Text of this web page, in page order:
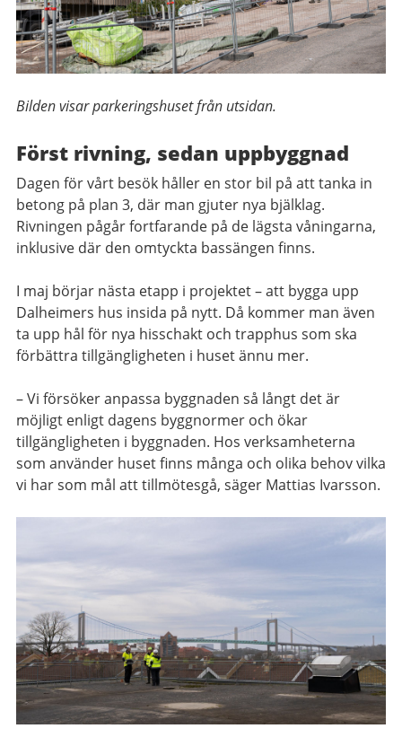
Bilden visar parkeringshuset från utsidan.
Först rivning, sedan uppbyggnad
Dagen för vårt besök håller en stor bil på att tanka in
betong på plan 3, där man gjuter nya bjälklag.
Rivningen pågår fortfarande på de lägsta våningarna,
inklusive där den omtyckta bassängen finns.
I maj börjar nästa etapp i projektet – att bygga upp
Dalheimers hus insida på nytt. Då kommer man även
ta upp hål för nya hisschakt och trapphus som ska
förbättra tillgängligheten i huset ännu mer.
– Vi försöker anpassa byggnaden så långt det är
möjligt enligt dagens byggnormer och ökar
tillgängligheten i byggnaden. Hos verksamheterna
som använder huset finns många och olika behov vilka
vi har som mål att tillmötesgå, säger Mattias Ivarsson.